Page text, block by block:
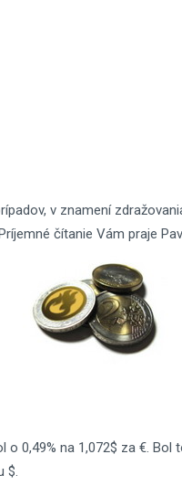
v znamení
čítanie Vám praje
0,49% na 1,072$ za €. Bol
$.